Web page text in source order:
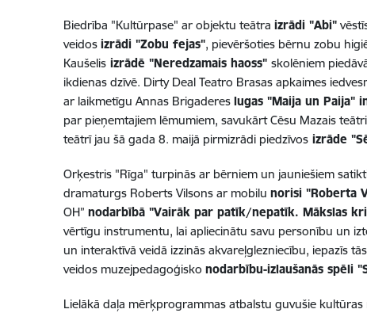
Biedrība "Kultūrpase" ar objektu teātra izrādi "Abi"
veidos izrādi "Zobu fejas", pievēršoties bērnu zobu
Kaušelisizrādē "Neredzamais haoss" skolēniem
ikdienas dzīvē. Dirty Deal Teatro Brasas apkaimes
ar laikmetīgu Annas Brigaderes lugas "Maija un Paija"
par pieņemtajiem lēmumiem, savukārt Cēsu Mazais
teātrī jau šā gada 8. maijā pirmizrādi piedzīvosizrāde
Orķestris "Rīga" turpinās ar bērniem un jauniešiem
dramaturgs Roberts Vilsons ar mobilu norisi "Roberta
OH” nodarbībā "Vairāk par patīk/nepatīk. Mākslas
vērtīgu instrumentu, lai apliecinātu savu personību un
un interaktīvā veidā izzinās akvareļglezniecību, iepazīs
veidos muzejpedagoģisko nodarbību-izlaušanās spēli
Lielākā daļa mērķprogrammas atbalstu guvušie